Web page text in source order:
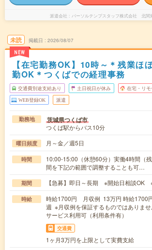
派遣会社 パーソルテンプスタッフ株式会社 北関
未読
NEW
掲載日 2026/08/07
【在宅勤務OK】10時～＊残業ほ
勤OK＊つくばでの経理事務
交通費別途支給あり 土日祝日が休み 在宅・リモ
WEB登録OK 派遣
勤務地 茨城県つくば市
つくば駅からバス10分
曜日頻度 月～金／週5日
時間
10:00-15:00（休憩60分）実働4時間（
間を下記の範囲で調整することも可…
期間 【急募】即日～長期 ※開始日相談OK
時給
時給1700円 月収例 13万円 時給1700
週 ※月収例を保証するものではありま
サービス利用可（利用条件有）
交通費
1ヶ月3万円を上限として実費支給